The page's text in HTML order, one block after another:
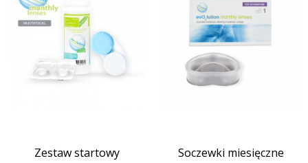
Zestaw startowy
Soczewki miesięczne